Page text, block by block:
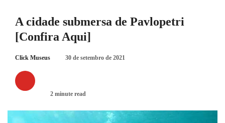
A cidade submersa de Pavlopetri
[Confira Aqui]
Click Museus 30 de setembro de 2021
2 minute read